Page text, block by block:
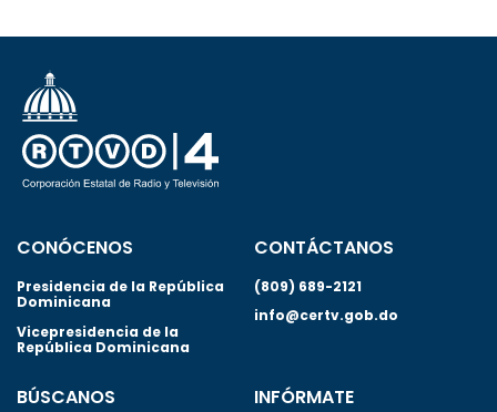
CONÓCENOS
Presidencia de la República
Dominicana
Vicepresidencia de la
República Dominicana
CONTÁCTANOS
(809) 689-2121
info@certv.gob.do
BÚSCANOS INFÓRMATE